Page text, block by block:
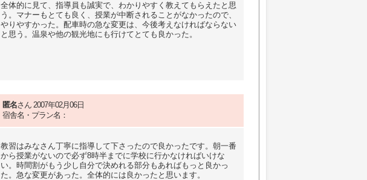
全体的に見て、指導員も誠実で、わかりやすく教えてもらえたと思
う。マナーもとても良く、授業が中断されることがなかったので、
やりやすかった。配車時の急な変更は、今後考えなければならない
と思う。温泉や他の観光地にも行けてとても良かった。
匿名さん 2007年02月06日
宿舎名・プラン名：
教習はみなさん丁寧に指導して下さったので良かったです。朝一番
から授業がないので必ず8時半までに学校に行かなければいけな
い。時間割がもう少し自分で決めれる部分もあればもっと良かっ
た。急な変更があった。全体的には良かったと思います。